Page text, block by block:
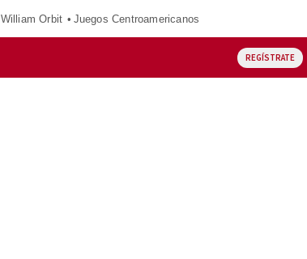
William Orbit Juegos Centroamericanos
REGÍSTRATE